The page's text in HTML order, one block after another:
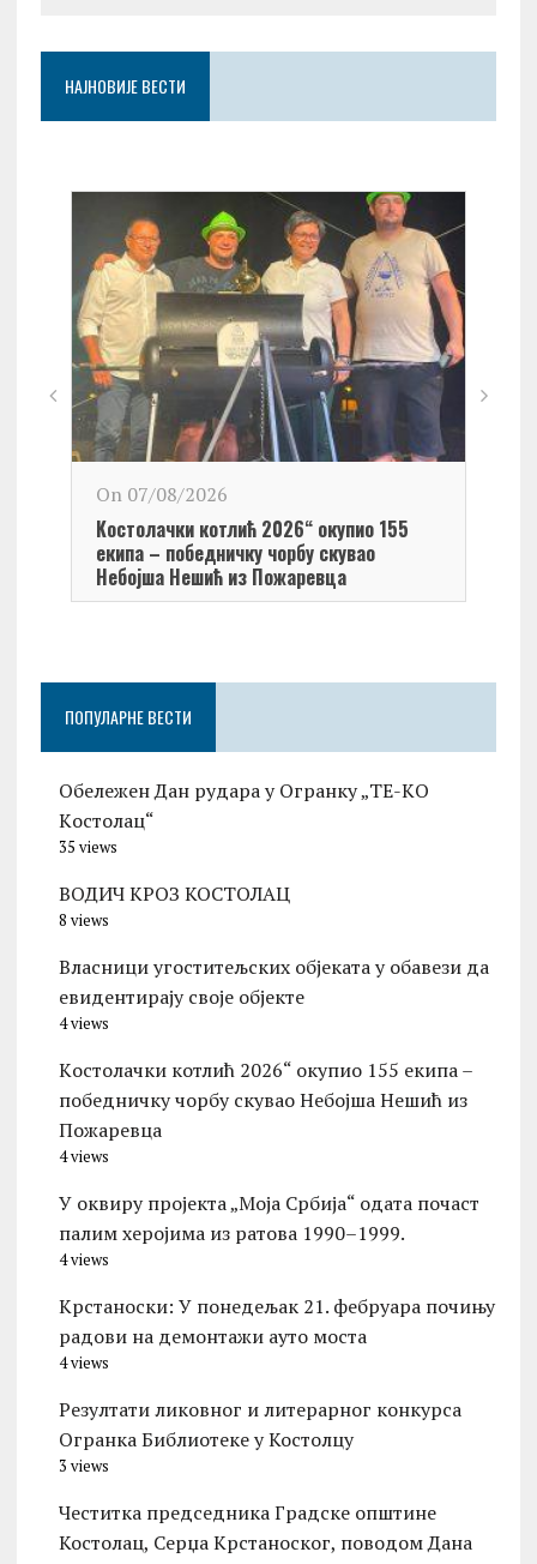
НАЈНОВИЈЕ ВЕСТИ
On 07/08/2026
Kостолачки котлић 2026“ окупио 155
екипа – победничку чорбу скувао
Небојша Нешић из Пожаревца
ПОПУЛАРНЕ ВЕСТИ
Обележен Дан рудара у Огранку „ТЕ-KО
Kостолац“
35 views
ВОДИЧ КРОЗ КОСТОЛАЦ
8 views
Власници угоститељских објеката у обавези да
евидентирају своје објекте
4 views
Kостолачки котлић 2026“ окупио 155 екипа –
победничку чорбу скувао Небојша Нешић из
Пожаревца
4 views
У оквиру пројекта „Моја Србија“ одата почаст
палим херојима из ратова 1990–1999.
4 views
Kрстаноски: У понедељак 21. фебруара почињу
радови на демонтажи ауто моста
4 views
Резултати ликовног и литерарног конкурса
Огранка Библиотеке у Костолцу
3 views
Честитка председника Градске општине
Костолац, Серџа Крстаноског, поводом Дана